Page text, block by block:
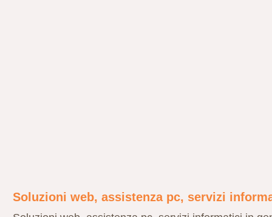
Soluzioni web, assistenza pc, servizi